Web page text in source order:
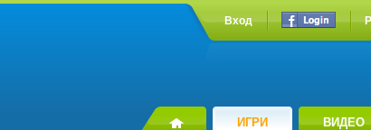
Вход
ИГРИ ВИДЕО